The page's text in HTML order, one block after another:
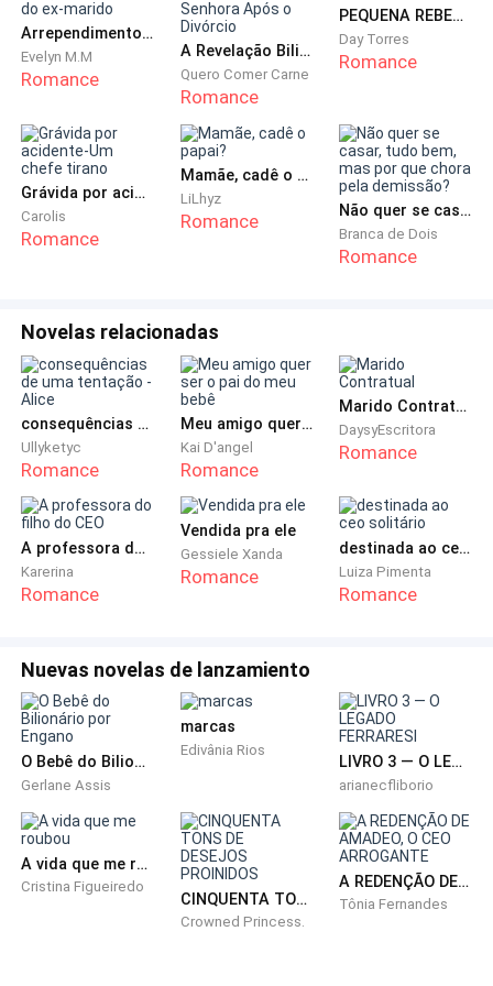
chamando, visto que era o único que a chamava
assim.
Um homem de terno preto se aproximou do portão e
me perguntou quem eu era. Quando disse que
gostaria de ver minha amiga Safira, ele disse que não
seria possível e me mandou embora. A forma como
ele me expulsou de lá foi estranha e me deixou
bastante incomodado. Voltei para casa, ajeitei
algumas coisas e liguei para minha mãe no horário
— Alô!
— Oi, tia Miriam. Deixa-me falar com minha mãe?
— Daniel! — Sua voz estava trêmula ao falar meu
nome, eu já sabia que tinha acontecido alguma coisa.
— O que aconteceu, tia?
— Sua mãe não está bem. Ela passou mal agora pela
imediatamente.
— Se você não fizer o que combinamos, não vai
adiantar, meu filho. Sua mãe precisa recomeçar o
tratamento com urgência. Venda a casa e venha o
mais rápido possível. — Suspirei alto, meu coração
parecia um tambor batendo contra meu peito.
Arrependimento do ex-marido
Evelyn M.M
Romance
A Revelação Bilionária da Senhora Após o Divórcio
Quero Comer Carne
Romance
PEQUENA REBELDE DO CEO
Day Torres
Romance
Grávida por acidente-Um chefe tirano
Carolis
Romance
Mamãe, cadê o papai?
LiLhyz
Romance Não quer se casar, tudo bem, mas por que chora pela demissão?
Branca de Dois
Romance
Novelas relacionadas
consequências de uma tentação - Alice
Ullyketyc
Romance
Meu amigo quer ser o pai do meu bebê
Kai D'angel
Romance
Marido Contratual
DaysyEscritora
Romance
A professora do filho do CEO
Karerina
Romance
Vendida pra ele
Gessiele Xanda
Romance
destinada ao ceo solitário
Luiza Pimenta
Romance
Nuevas novelas de lanzamiento
O Bebê do Bilionário por Engano
Gerlane Assis
marcas
Edivânia Rios
LIVRO 3 — O LEGADO FERRARESI
arianecfliborio
A vida que me roubou
Cristina Figueiredo
CINQUENTA TONS DE DESEJOS PROINIDOS
Crowned Princess.
A REDENÇÃO DE AMADEO, O CEO ARROGANTE
Tônia Fernandes